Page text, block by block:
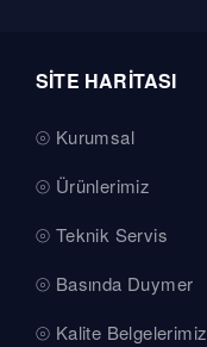
SİTE HARİTASI
Kurumsal
Ürünlerimiz
Teknik Servis
Basında Duymer
Kalite Belgelerimiz